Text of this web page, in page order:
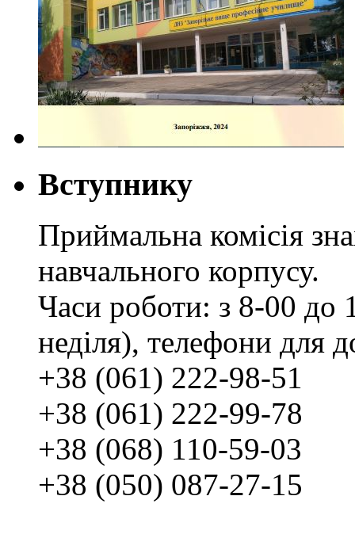
Вступнику
Приймальна комісія
навчального корпусу.
Часи роботи: з 8-00 до
неділя), телефони для
+38 (061) 222-98-51
+38 (061) 222-99-78
+38 (068) 110-59-03
+38 (050) 087-27-15